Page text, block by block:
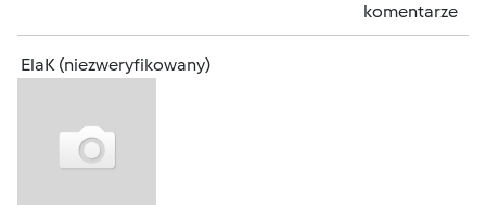
komentarze
ElaK (niezweryfikowany)